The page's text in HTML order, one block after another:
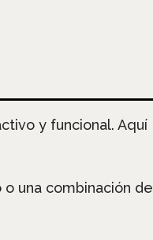
y funcional. Aquí
una combinación de